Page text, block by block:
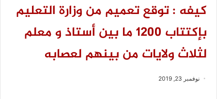
كيفه : توقع تعميم من وزارة التعليم
بإكتتاب 1200 ما بين أستاذ و معلم
لثلاث ولايات من بينهم لعصابه
نوفمبر 23, 2019